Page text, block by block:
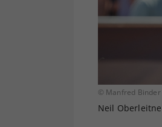
© Manfred Binder
Neil